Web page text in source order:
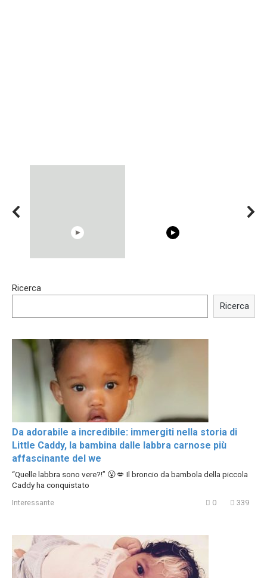
Trying BOLLYWOOD
Shocking illusion - Pretty
Ricerca
Ricerca
Da adorabile a incredibile: immergiti nella storia di
Little Caddy, la bambina dalle labbra carnose più
affascinante del we
“Quelle labbra sono vere?!” 😮💋 Il broncio da bambola della piccola
Caddy ha conquistato
Interessante 0 339